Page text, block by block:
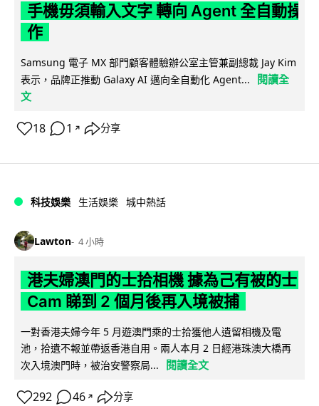
手機毋須輸入文字 轉向 Agent 全自動操
作
Samsung 電子 MX 部門顧客體驗辦公室主管兼副總裁 Jay Kim
表示，品牌正推動 Galaxy AI 邁向全自動化 Agent...
閱讀全
文
18 1 ↗ 分享
科技娛樂 生活娛樂 城中熱話
Lawton 4 小時
港夫婦澳門的士拾相機 據為己有被的士
Cam 睇到 2 個月後再入境被捕
一對香港夫婦今年 5 月遊澳門乘的士拾獲他人遺留相機及電
池，拾遺不報並帶返香港自用。兩人本月 2 日經港珠澳大橋再
次入境澳門時，被治安警察局...
閱讀全文
292 46 ↗ 分享